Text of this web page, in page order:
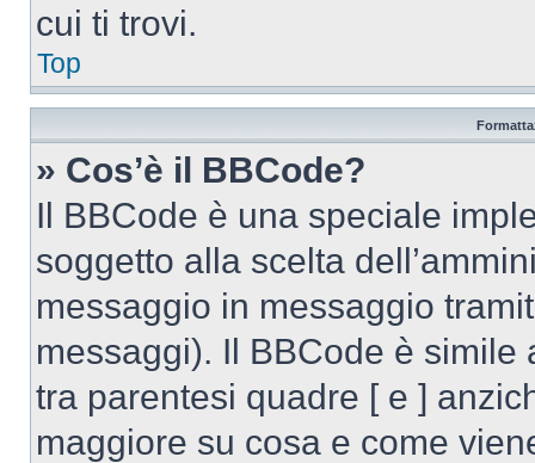
cui ti trovi.
Top
» Cos’è il BBCode?
Il BBCode è una speciale
soggetto alla scelta
messaggio in messaggio
messaggi). Il BBCode è simile
tra parentesi quadre [ e ]
maggiore su cosa e come